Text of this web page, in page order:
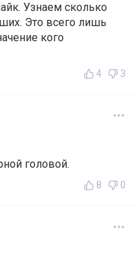
Узнаем сколько
Это всего лишь
кого
4 3
головой.
8 0